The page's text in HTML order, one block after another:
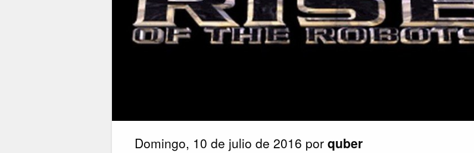
Domingo, 10 de julio de 2016 porquber